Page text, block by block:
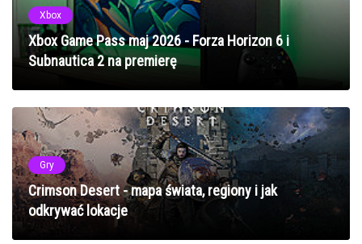
Xbox
Xbox Game Pass maj 2026 - Forza Horizon 6 i
Subnautica 2 na premierę
Gry
Crimson Desert - mapa świata, regiony i jak
odkrywać lokacje